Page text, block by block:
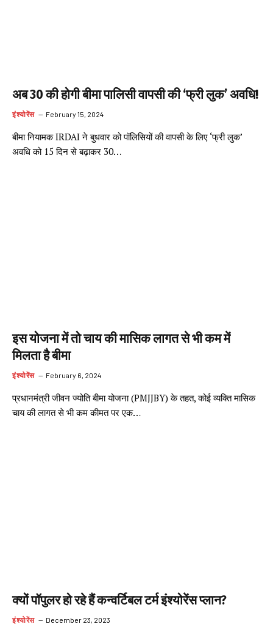
अब 30 की होगी बीमा पालिसी वापसी की ‘फ्री लुक’ अवधि!
इंश्योरेंस February 15, 2024
बीमा नियामक IRDAI ने बुधवार को पॉलिसियों की वापसी के लिए ‘फ्री लुक’
अवधि को 15 दिन से बढ़ाकर 30…
इस योजना में तो चाय की मासिक लागत से भी कम में
मिलता है बीमा
इंश्योरेंस February 6, 2024
प्रधानमंत्री जीवन ज्योति बीमा योजना (PMJJBY) के तहत, कोई व्यक्ति मासिक
चाय की लागत से भी कम कीमत पर एक…
क्यों पॉपुलर हो रहे हैं कन्वर्टिबल टर्म इंश्योरेंस प्लान?
इंश्योरेंस December 23, 2023